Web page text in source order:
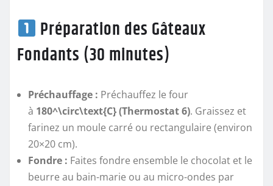
Préparation des Gâteaux
Fondants (30 minutes)
Préchauffage : Préchauffez le four
à 180^\circ\text{C} (Thermostat 6). Graissez et
farinez un moule carré ou rectangulaire (environ
20×20 cm).
Fondre : Faites fondre ensemble le chocolat et le
beurre au bain-marie ou au micro-ondes par